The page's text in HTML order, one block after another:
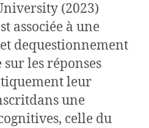
(2023)
associée à une
dequestionnement
les réponses
leur
une
celle du